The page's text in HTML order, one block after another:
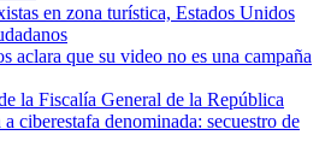
en zona turística, Estados Unidos
aclara que su video no es una campaña
la Fiscalía General de la República
ciberestafa denominada: secuestro de